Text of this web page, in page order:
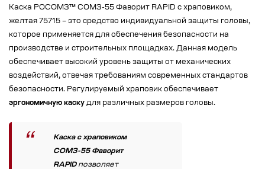
Каска РОСОМЗ™ СОМЗ-55 Фаворит RAPID с храповиком,
желтая 75715 – это средство индивидуальной защиты головы,
которое применяется для обеспечения безопасности на
производстве и строительных площадках. Данная модель
обеспечивает высокий уровень защиты от механических
воздействий, отвечая требованиям современных стандартов
безопасности. Регулируемый храповик обеспечивает
эргономичную каску для различных размеров головы.
Каска с храповиком
СОМЗ-55 Фаворит
RAPIDпозволяет